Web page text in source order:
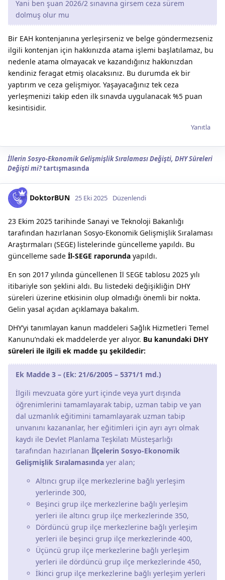
Yani ben şuan 2026/2 sınavına girsem ceza sürem
dolmuş olur mu
Bir EAH kontenjanına yerleşirseniz ve belge göndermezseniz
ilgili kontenjan için hakkınızda atama işlemi başlatılamaz, bu
nedenle atama olmayacak ve kazandığınız hakkınızdan
kendiniz feragat etmiş olacaksınız. Bu durumda ek bir
yaptırım ve ceza gelişmiyor. Yaşayacağınız tek ceza
yerleşmenizi takip eden ilk sınavda uygulanacak %5 puan
kesintisidir.
Yanıtla
İllerin Sosyo-Ekonomik Gelişmişlik Sıralaması Değişti, DHY Süreleri
Değişti mi?tartışmasında
DoktorBUN 25 Eki 2025 Düzenlendi
23 Ekim 2025 tarihinde Sanayi ve Teknoloji Bakanlığı
tarafından hazırlanan Sosyo-Ekonomik Gelişmişlik Sıralaması
Araştırmaları (SEGE) listelerinde güncelleme yapıldı. Bu
güncelleme sade İl-SEGE raporunda yapıldı.
En son 2017 yılında güncellenen İl SEGE tablosu 2025 yılı
itibariyle son şeklini aldı. Bu listedeki değişikliğin DHY
süreleri üzerine etkisinin olup olmadığı önemli bir nokta.
Gelin yasal açıdan açıklamaya bakalım.
DHY’yi tanımlayan kanun maddeleri Sağlık Hizmetleri Temel
Kanunu’ndaki ek maddelerde yer alıyor. Bu kanundaki DHY
süreleri ile ilgili ek madde şu şekildedir:
Ek Madde 3 – (Ek: 21/6/2005 – 5371/1 md.)
İlgili mevzuata göre yurt içinde veya yurt dışında
öğrenimlerini tamamlayarak tabip, uzman tabip ve yan
dal uzmanlık eğitimini tamamlayarak uzman tabip
unvanını kazananlar, her eğitimleri için ayrı ayrı olmak
kaydı ile Devlet Planlama Teşkilatı Müsteşarlığı
tarafından hazırlanan İlçelerin Sosyo-Ekonomik
Gelişmişlik Sıralamasında yer alan;
Altıncı grup ilçe merkezlerine bağlı yerleşim
yerlerinde 300,
Beşinci grup ilçe merkezlerine bağlı yerleşim
yerleri ile altıncı grup ilçe merkezlerinde 350,
Dördüncü grup ilçe merkezlerine bağlı yerleşim
yerleri ile beşinci grup ilçe merkezlerinde 400,
Üçüncü grup ilçe merkezlerine bağlı yerleşim
yerleri ile dördüncü grup ilçe merkezlerinde 450,
İkinci grup ilçe merkezlerine bağlı yerleşim yerleri